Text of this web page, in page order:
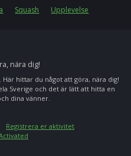
Squash Upplevelse
nära dig!
hittar du något att göra, nära dig!
Sverige och det är lätt att hitta en
dina vänner.
Registrera er aktivitet